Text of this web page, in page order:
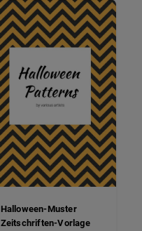
Halloween-Muster
Zeitschriften-Vorlage